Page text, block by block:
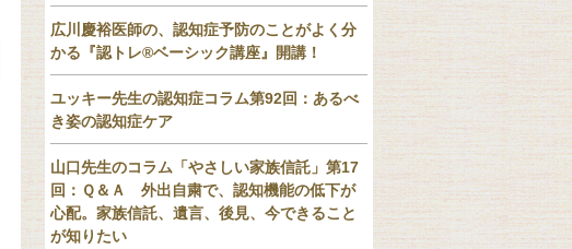
広川慶裕医師の、認知症予防のことがよく分
かる『認トレ®️ベーシック講座』開講！
ユッキー先生の認知症コラム第92回：あるべ
き姿の認知症ケア
山口先生のコラム「やさしい家族信託」第17
回：Ｑ＆Ａ 外出自粛で、認知機能の低下が
心配。家族信託、遺言、後見、今できること
が知りたい